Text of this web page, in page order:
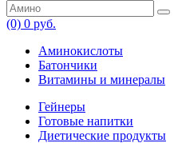
(0) 0 руб.
Аминокислоты
Батончики
Витамины и минералы
Гейнеры
Готовые напитки
Диетические продукты